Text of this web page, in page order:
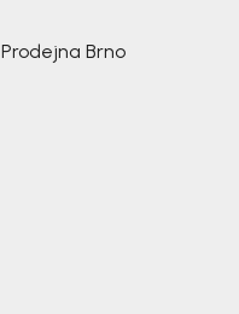
Prodejna Brno